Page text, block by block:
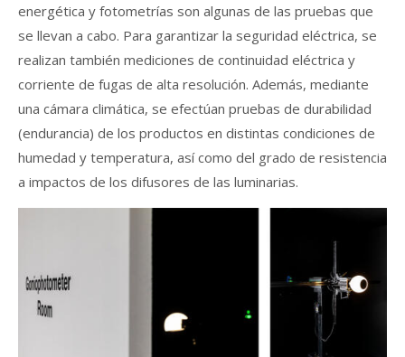
energética y fotometrías son algunas de las pruebas que
se llevan a cabo. Para garantizar la seguridad eléctrica, se
realizan también mediciones de continuidad eléctrica y
corriente de fugas de alta resolución. Además, mediante
una cámara climática, se efectúan pruebas de durabilidad
(endurancia) de los productos en distintas condiciones de
humedad y temperatura, así como del grado de resistencia
a impactos de los difusores de las luminarias.